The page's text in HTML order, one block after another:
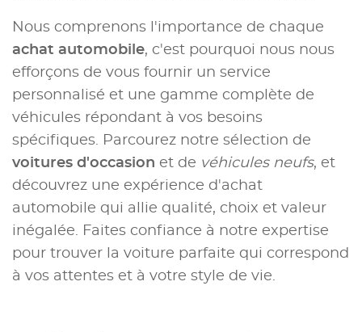
Nous comprenons l'importance de chaque
achat automobile, c'est pourquoi nous nous
efforçons de vous fournir un service
personnalisé et une gamme complète de
véhicules répondant à vos besoins
spécifiques. Parcourez notre sélection de
voitures d'occasion et de véhicules neufs, et
découvrez une expérience d'achat
automobile qui allie qualité, choix et valeur
inégalée. Faites confiance à notre expertise
pour trouver la voiture parfaite qui correspond
à vos attentes et à votre style de vie.